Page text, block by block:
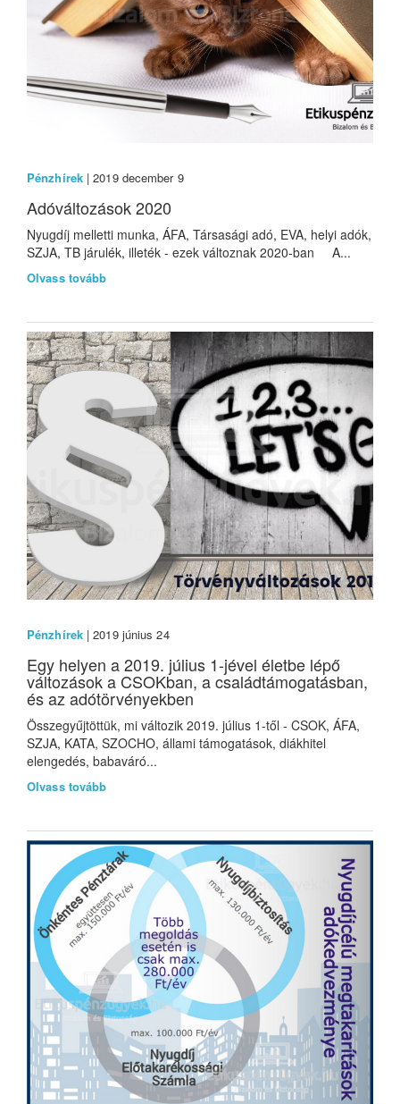
Pénzhírek| 2019 december 9
Adóváltozások 2020
Nyugdíj melletti munka, ÁFA, Társasági adó, EVA, helyi adók,
SZJA, TB járulék, illeték - ezek változnak 2020-ban A...
Olvass tovább
Pénzhírek| 2019 június 24
Egy helyen a 2019. július 1-jével életbe lépő
változások a CSOKban, a családtámogatásban,
és az adótörvényekben
Összegyűjtöttük, mi változik 2019. július 1-től - CSOK, ÁFA,
SZJA, KATA, SZOCHO, állami támogatások, diákhitel
elengedés, babaváró...
Olvass tovább